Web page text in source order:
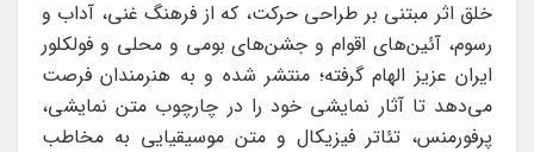
خلق اثر مبتنی بر طراحی حرکت، که از فرهنگ غنی، آداب و
رسوم، آئین‌های اقوام و جشن‌های بومی و محلی و فولکلور
ایران عزیز الهام گرفته؛ منتشر شده و به هنرمندان فرصت
می‌دهد تا آثار نمایشی خود را در چارچوب متن نمایشی،
پرفورمنس، تئاتر فیزیکال و متن موسیقیایی به مخاطب